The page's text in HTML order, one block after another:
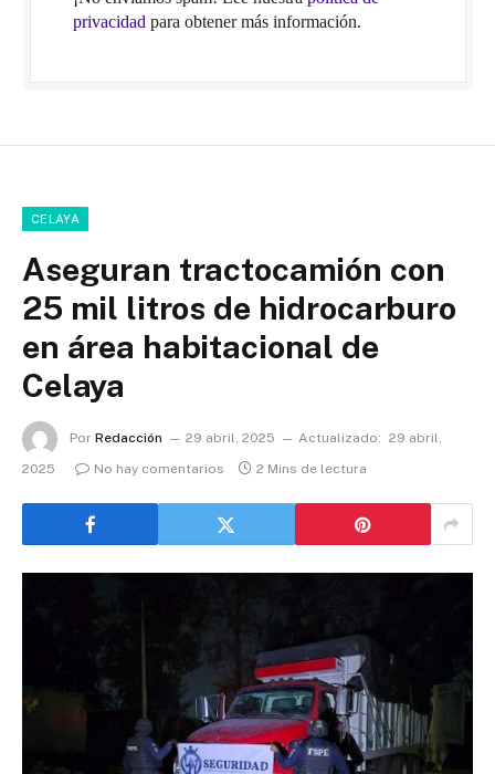
privacidad para obtener más información.
CELAYA
Aseguran tractocamión con
25 mil litros de hidrocarburo
en área habitacional de
Celaya
Por Redacción 29 abril, 2025 Actualizado: 29 abril,
2025
No hay comentarios 2 Mins de lectura